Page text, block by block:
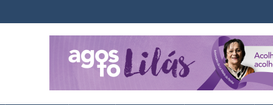
Informação, política, saúde, economia, esportes e cotidiano.